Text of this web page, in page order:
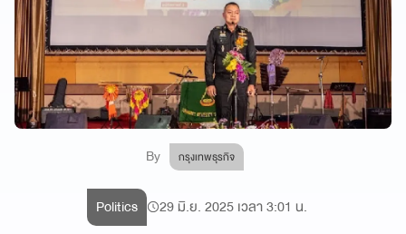
By กรุงเทพธุรกิจ
Politics 29 มิ.ย. 2025 เวลา 3:01 น.